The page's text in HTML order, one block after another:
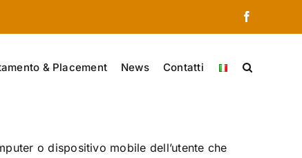
& Placement News Contatti
o dispositivo mobile dell’utente che